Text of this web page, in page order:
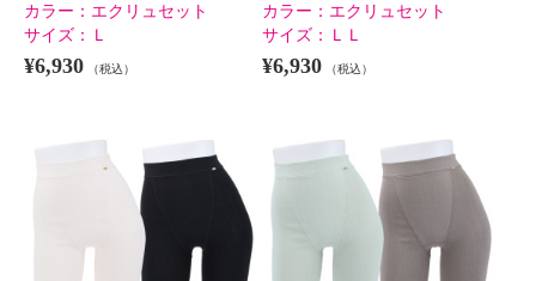
カラー： エクリュセット
サイズ：
Ｌ
¥6,930 （税込）
カラー： エクリュセット
サイズ：
ＬＬ
¥6,930 （税込）